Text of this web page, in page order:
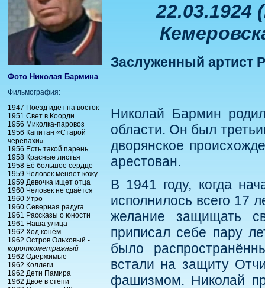
Фото Николая Бармина
Фильмография:
1947 Поезд идёт на восток
1951 Свет в Коорди
1956 Миколка-паровоз
1956 Капитан «Старой
черепахи»
1956 Есть такой парень
1958 Красные листья
1958 Её большое сердце
1959 Человек меняет кожу
1959 Девочка ищет отца
1960 Человек не сдаётся
1960 Утро
1960 Северная радуга
1961 Рассказы о юности
1961 Наша улица
1962 Ход конём
1962 Остров Ольховый -
короткометражный
1962 Одержимые
1962 Коллеги
1962 Дети Памира
1962 Двое в степи
22.03.1924
Заслуженный артист
Николай Бармин
области. Он был
дворянское
арестован.
В 1941 году, когда
исполнилось всего 17
желание защищать
приписал себе пару
было
встали на защиту
фашизмом. Николай